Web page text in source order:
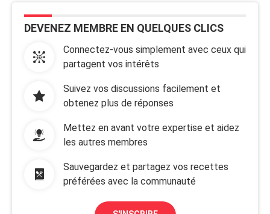
DEVENEZ MEMBRE EN QUELQUES CLICS
Connectez-vous simplement avec ceux qui
partagent vos intérêts
Suivez vos discussions facilement et
obtenez plus de réponses
Mettez en avant votre expertise et aidez
les autres membres
Sauvegardez et partagez vos recettes
préférées avec la communauté